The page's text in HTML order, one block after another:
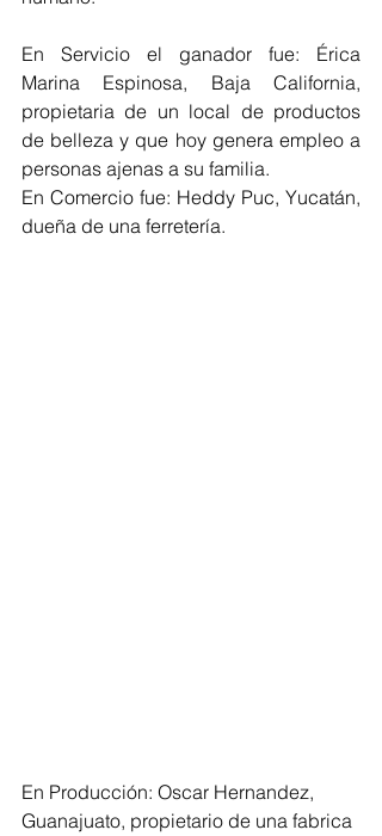
En Servicio el ganador fue: Érica
Marina Espinosa, Baja California,
propietaria de un local de productos
de belleza y que hoy genera empleo a
personas ajenas a su familia.
En Comercio fue: Heddy Puc, Yucatán,
dueña de una ferretería.
En Producción: Oscar Hernandez,
Guanajuato, propietario de una fabrica